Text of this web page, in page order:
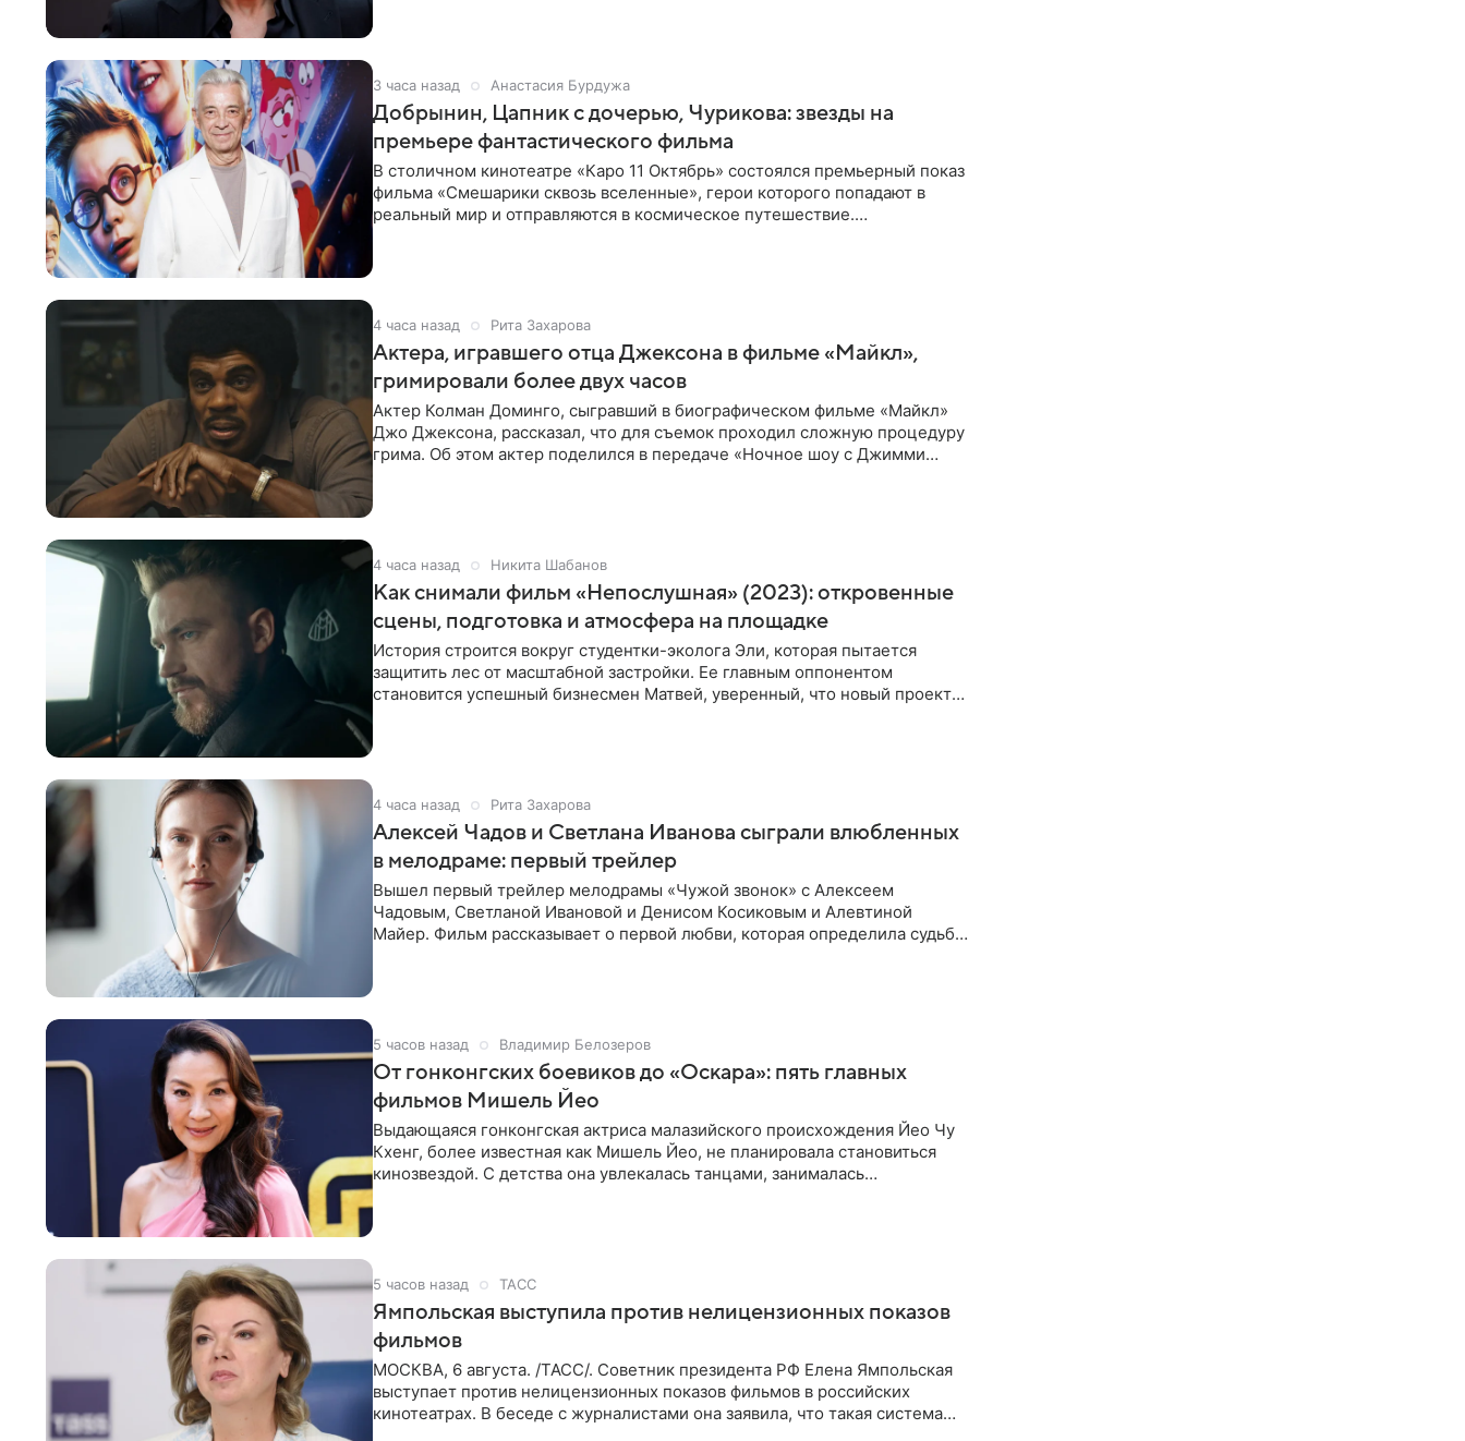
3 часа назад Анастасия Бурдужа
Добрынин, Цапник с дочерью, Чурикова: звезды на
премьере фантастического фильма
В столичном кинотеатре «Каро 11 Октябрь» состоялся премьерный показ
фильма «Смешарики сквозь вселенные», герои которого попадают в
реальный мир и отправляются в космическое путешествие.
4 часа назад Рита Захарова
Актера, игравшего отца Джексона в фильме «Майкл»,
гримировали более двух часов
Актер Колман Доминго, сыгравший в биографическом фильме «Майкл»
Джо Джексона, рассказал, что для съемок проходил сложную процедуру
грима. Об этом актер поделился в передаче «Ночное шоу с Джимми
4 часа назад Никита Шабанов
Как снимали фильм «Непослушная» (2023): откровенные
сцены, подготовка и атмосфера на площадке
История строится вокруг студентки-эколога Эли, которая пытается
защитить лес от масштабной застройки. Ее главным оппонентом
становится успешный бизнесмен Матвей, уверенный, что новый проект
4 часа назад Рита Захарова
Алексей Чадов и Светлана Иванова сыграли влюбленных
в мелодраме: первый трейлер
Вышел первый трейлер мелодрамы «Чужой звонок» с Алексеем
Чадовым, Светланой Ивановой и Денисом Косиковым и Алевтиной
Майер. Фильм рассказывает о первой любви, которая определила судьбы
5 часов назад Владимир Белозеров
От гонконгских боевиков до «Оскара»: пять главных
фильмов Мишель Йео
Выдающаяся гонконгская актриса малазийского происхождения Йео Чу
Кхенг, более известная как Мишель Йео, не планировала становиться
кинозвездой. С детства она увлекалась танцами, занималась
5 часов назад ТАСС
Ямпольская выступила против нелицензионных показов
фильмов
МОСКВА, 6 августа. /ТАСС/. Советник президента РФ Елена Ямпольская
выступает против нелицензионных показов фильмов в российских
кинотеатрах. В беседе с журналистами она заявила, что такая система